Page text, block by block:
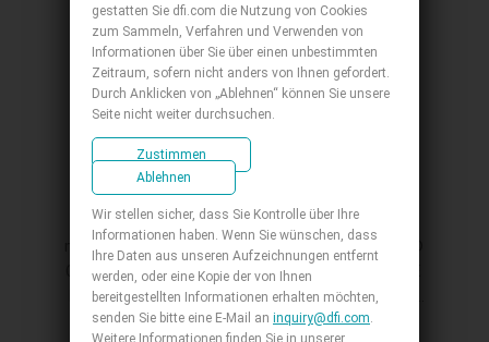
ADS310-R680E/Q670E
microATX, BTL-S/14th/13th/12th Gen Intel®
Core™ , 4 DDR4, 1 PCIe x16, 3 PCIe x4, 1 M.2 E
key, 2 M.2 M key, 4 SATA 3.0, 2 DP++, 1 HDMI
2.0a, 1 VGA, 4 SATA 3.0, 2 Intel 10GbE, 2 Intel
gestatten Sie dfi.com die Nutzung von Cookies
zum Sammeln, Verfahren und Verwenden von
Informationen über Sie über einen unbestimmten
Zeitraum, sofern nicht anders von Ihnen gefordert.
Durch Anklicken von „Ablehnen“ können Sie unsere
Seite nicht weiter durchsuchen.
Zustimmen
Ablehnen
Wir stellen sicher, dass Sie Kontrolle über Ihre
Informationen haben. Wenn Sie wünschen, dass
Ihre Daten aus unseren Aufzeichnungen entfernt
werden, oder eine Kopie der von Ihnen
bereitgestellten Informationen erhalten möchten,
senden Sie bitte eine E-Mail an inquiry@dfi.com.
Weitere Informationen finden Sie in unserer